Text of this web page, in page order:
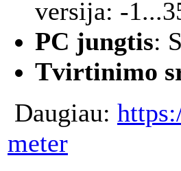
versija: -
PC jungtis:
Tvirtinimo
Daugiau:
meter